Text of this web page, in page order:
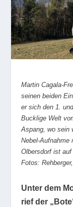
Martin Cagala-
seinen beiden
er sich den 1.
Bucklige Welt
Aspang, wo sein
Nebel-
Olbersdorf ist
Fotos:
Unter dem
rief der